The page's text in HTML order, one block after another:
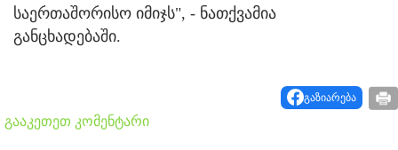
საერთაშორისო იმიჯს", - ნათქვამია
განცხადებაში.
გაზიარება
გააკეთეთ კომენტარი